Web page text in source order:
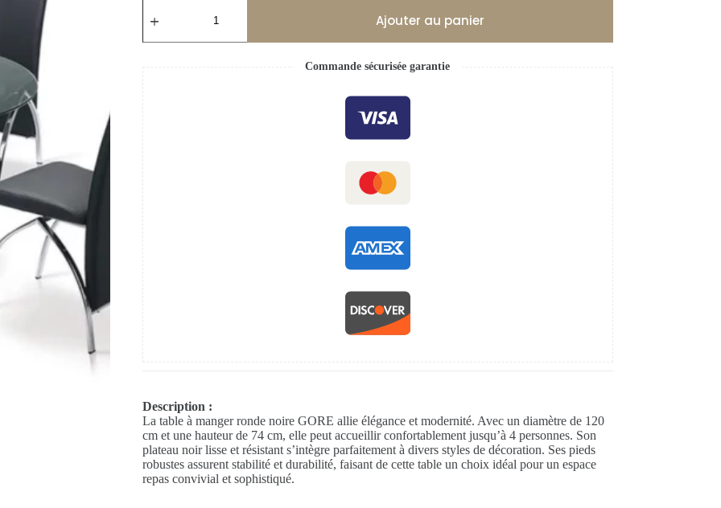
Ajouter au panier
Commande sécurisée garantie
Description :
La table à manger ronde noire GORE allie élégance et modernité. Avec un diamètre de 120
cm et une hauteur de 74 cm, elle peut accueillir confortablement jusqu’à 4 personnes. Son
plateau noir lisse et résistant s’intègre parfaitement à divers styles de décoration. Ses pieds
robustes assurent stabilité et durabilité, faisant de cette table un choix idéal pour un espace
repas convivial et sophistiqué.